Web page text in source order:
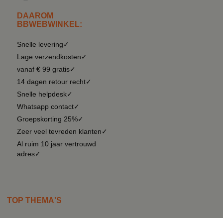
DAAROM
BBWEBWINKEL:
Snelle levering✓
Lage verzendkosten✓
vanaf € 99 gratis✓
14 dagen retour recht✓
Snelle helpdesk✓
Whatsapp contact✓
Groepskorting 25%✓
Zeer veel tevreden klanten✓
Al ruim 10 jaar vertrouwd
adres✓
TOP THEMA'S